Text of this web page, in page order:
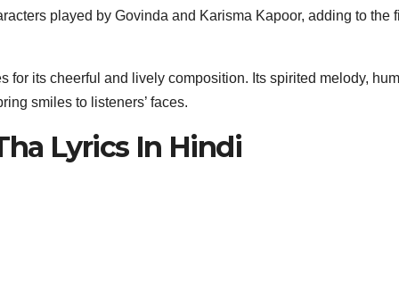
played by Govinda and Karisma Kapoor, adding to the
for its cheerful and lively composition. Its spirited melody,
smiles to listeners’ faces.
Lyrics In Hindi